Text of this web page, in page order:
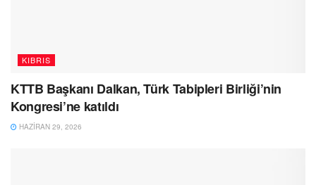
KIBRIS
KTTB Başkanı Dalkan, Türk Tabipleri Birliği’nin
Kongresi’ne katıldı
HAZIRAN 29, 2026